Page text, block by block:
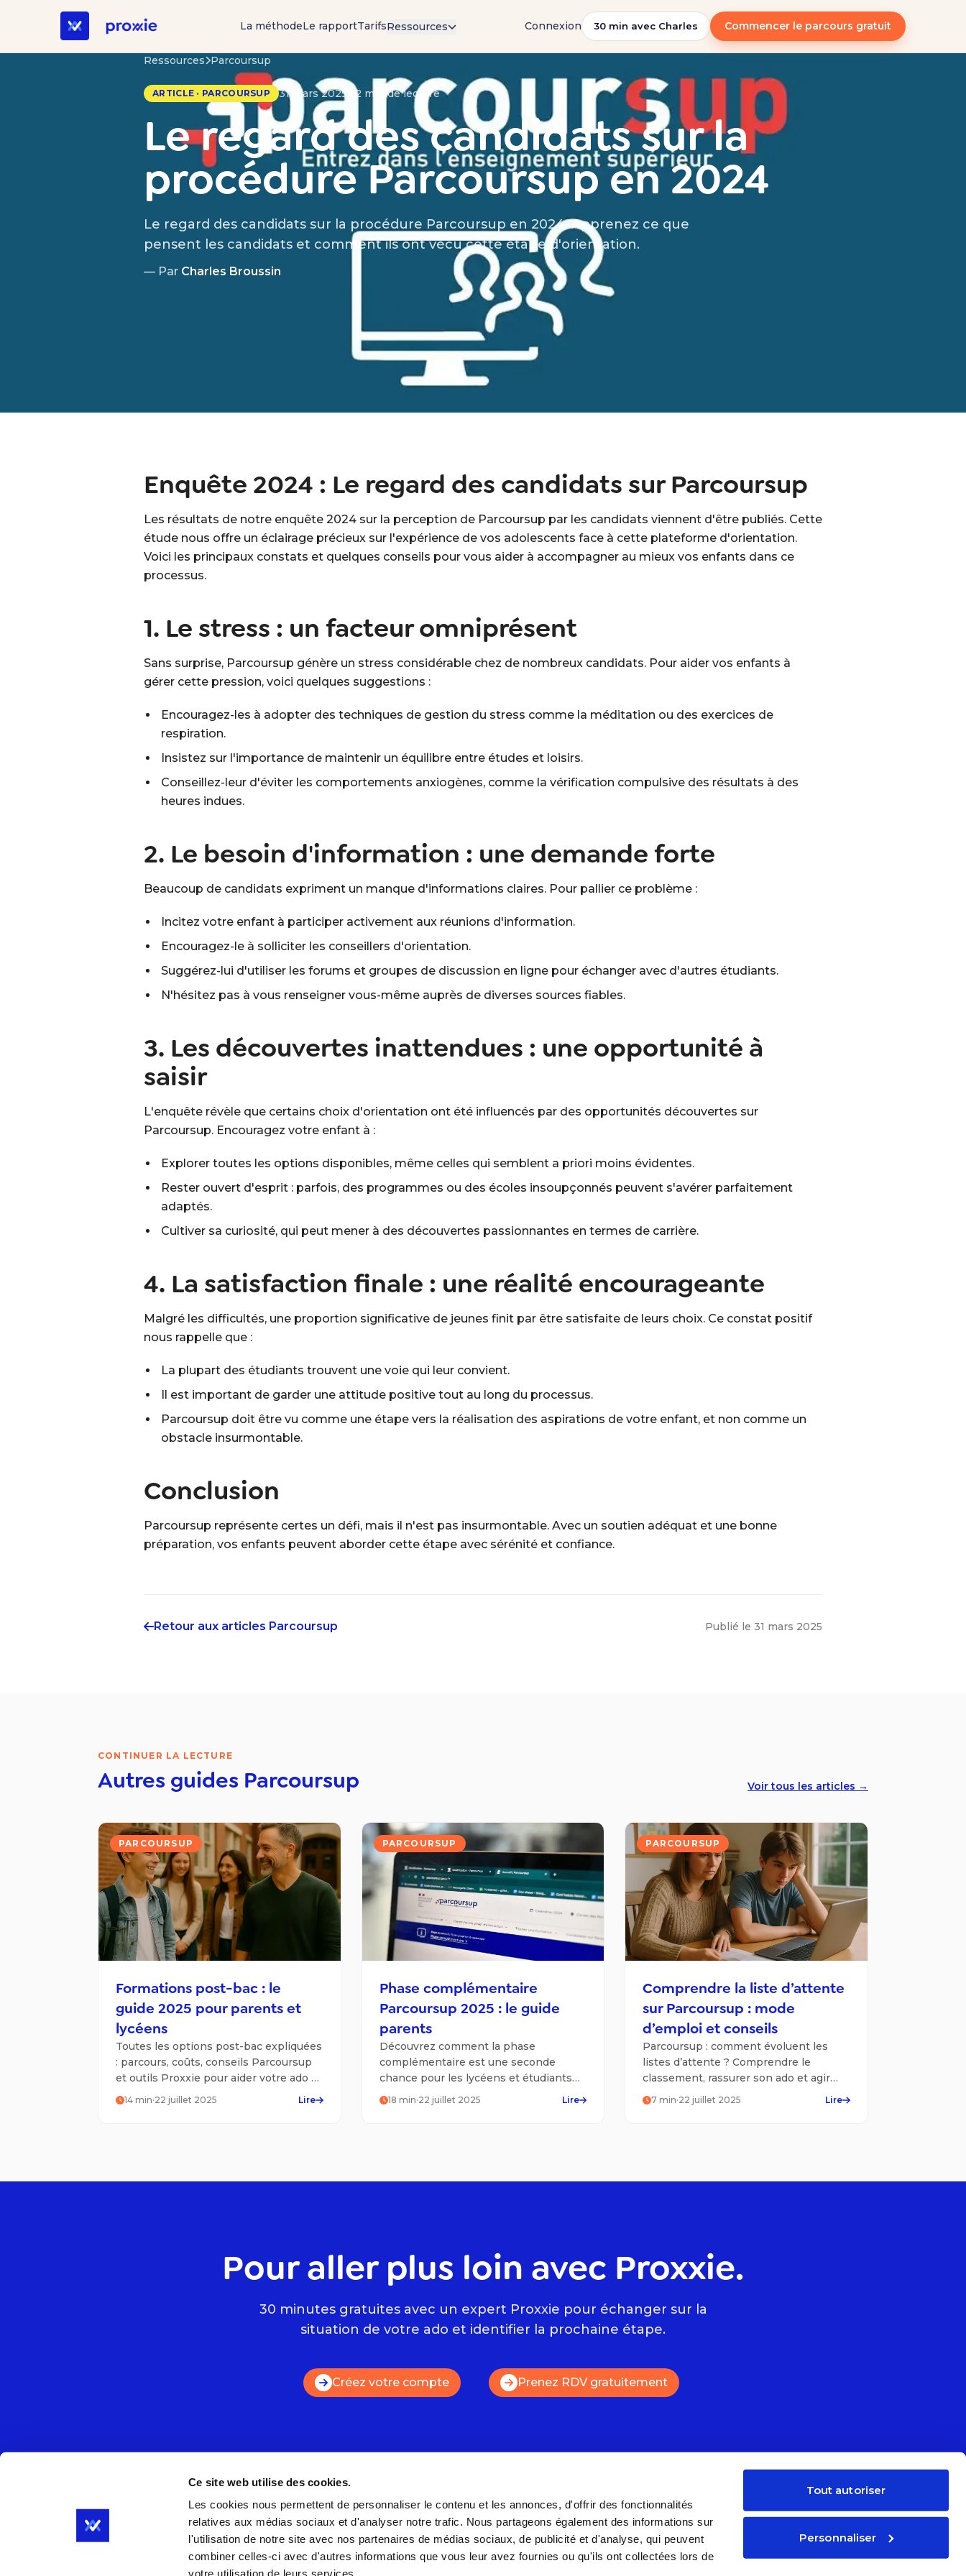
Ce site web utilise des cookies.
Les cookies nous permettent de personnaliser le contenu et les annonces, d'offrir des fonctionnalités
relatives aux médias sociaux et d'analyser notre trafic. Nous partageons également des informations sur
l'utilisation de notre site avec nos partenaires de médias sociaux, de publicité et d'analyse, qui peuvent
combiner celles-ci avec d'autres informations que vous leur avez fournies ou qu'ils ont collectées lors de
votre utilisation de leurs services.
Tout autoriser
Personnaliser
La méthodeLe rapportTarifsRessources Connexion 30 min avec Charles Commencer le parcours gratuit
Ressources Parcoursup
ARTICLE · PARCOURSUP 31 mars 2025 · 2 min de lecture
Le regard des candidats sur la
procédure Parcoursup en 2024
Le regard des candidats sur la procédure Parcoursup en 2024. Apprenez ce que
pensent les candidats et comment ils ont vécu cette étape d'orientation.
— Par Charles Broussin
Enquête 2024 : Le regard des candidats sur Parcoursup
Les résultats de notre enquête 2024 sur la perception de Parcoursup par les candidats viennent d'être publiés. Cette
étude nous offre un éclairage précieux sur l'expérience de vos adolescents face à cette plateforme d'orientation.
Voici les principaux constats et quelques conseils pour vous aider à accompagner au mieux vos enfants dans ce
processus.
1. Le stress : un facteur omniprésent
Sans surprise, Parcoursup génère un stress considérable chez de nombreux candidats. Pour aider vos enfants à
gérer cette pression, voici quelques suggestions :
Encouragez-les à adopter des techniques de gestion du stress comme la méditation ou des exercices de
respiration.
Insistez sur l'importance de maintenir un équilibre entre études et loisirs.
Conseillez-leur d'éviter les comportements anxiogènes, comme la vérification compulsive des résultats à des
heures indues.
2. Le besoin d'information : une demande forte
Beaucoup de candidats expriment un manque d'informations claires. Pour pallier ce problème :
Incitez votre enfant à participer activement aux réunions d'information.
Encouragez-le à solliciter les conseillers d'orientation.
Suggérez-lui d'utiliser les forums et groupes de discussion en ligne pour échanger avec d'autres étudiants.
N'hésitez pas à vous renseigner vous-même auprès de diverses sources fiables.
3. Les découvertes inattendues : une opportunité à
saisir
L'enquête révèle que certains choix d'orientation ont été influencés par des opportunités découvertes sur
Parcoursup. Encouragez votre enfant à :
Explorer toutes les options disponibles, même celles qui semblent a priori moins évidentes.
Rester ouvert d'esprit : parfois, des programmes ou des écoles insoupçonnés peuvent s'avérer parfaitement
adaptés.
Cultiver sa curiosité, qui peut mener à des découvertes passionnantes en termes de carrière.
4. La satisfaction finale : une réalité encourageante
Malgré les difficultés, une proportion significative de jeunes finit par être satisfaite de leurs choix. Ce constat positif
nous rappelle que :
La plupart des étudiants trouvent une voie qui leur convient.
Il est important de garder une attitude positive tout au long du processus.
Parcoursup doit être vu comme une étape vers la réalisation des aspirations de votre enfant, et non comme un
obstacle insurmontable.
Conclusion
Parcoursup représente certes un défi, mais il n'est pas insurmontable. Avec un soutien adéquat et une bonne
préparation, vos enfants peuvent aborder cette étape avec sérénité et confiance.
Retour aux articles Parcoursup Publié le 31 mars 2025
CONTINUER LA LECTURE
Autres guides Parcoursup Voir tous les articles →
PARCOURSUP
Formations post-bac : le
guide 2025 pour parents et
lycéens
Toutes les options post-bac expliquées
: parcours, coûts, conseils Parcoursup
et outils Proxxie pour aider votre ado à
choisir sa voie en toute confiance.
14 min·22 juillet 2025 Lire
PARCOURSUP
Phase complémentaire
Parcoursup 2025 : le guide
parents
Découvrez comment la phase
complémentaire est une seconde
chance pour les lycéens et étudiants
pour formuler de nouveaux voeux sur
Parcoursup !
18 min·22 juillet 2025 Lire
PARCOURSUP
Comprendre la liste d’attente
sur Parcoursup : mode
d’emploi et conseils
Parcoursup : comment évoluent les
listes d’attente ? Comprendre le
classement, rassurer son ado et agir
sans stress pour optimiser ses
7 min·22 juillet 2025 Lire
Pour aller plus loin avec Proxxie.
30 minutes gratuites avec un expert Proxxie pour échanger sur la
situation de votre ado et identifier la prochaine étape.
Créez votre compte Prenez RDV gratuitement
Ressources
Blog
Cas clients
Nous contacter
Prenez RDV gratuitement
Par email